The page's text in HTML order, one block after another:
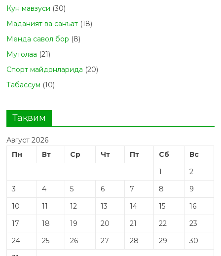
Кун мавзуси (30)
Маданият ва санъат (18)
Менда савол бор (8)
Мутолаа (21)
Спорт майдонларида (20)
Табасcум (10)
Тақвим
Август 2026
Пн
Вт Ср Чт Пт Сб
Вс
1
2
3
4 5 6 7 8
9
10
11 12 13 14 15
16
17
18 19 20 21 22
23
24
25 26 27 28 29
30